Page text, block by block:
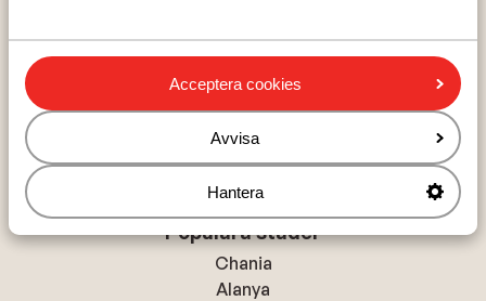
Acceptera cookies
Avvisa
Hantera
Kreta
Turkiets sydkust
Populära städer
Chania
Alanya